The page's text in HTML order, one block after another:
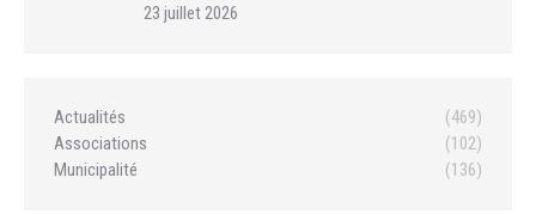
23 juillet 2026
Actualités
(469)
Associations
(102)
Municipalité
(136)